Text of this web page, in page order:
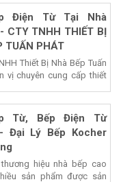
Điện Từ Tại Nhà
CTY TNHH THIẾT BỊ
TUẤN PHÁT
Thiết Bị Nhà Bếp Tuấn
vị chuyên cung cấp thiết
Từ, Bếp Điện Từ
Đại Lý Bếp Kocher
hiệu nhà bếp cao
sản phẩm được sản